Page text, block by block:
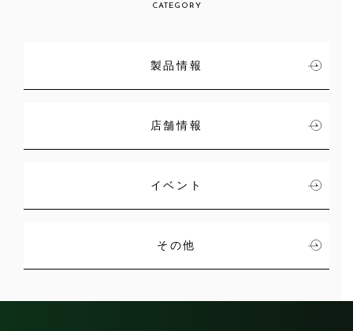
CATEGORY
製品情報
店舗情報
イベント
その他